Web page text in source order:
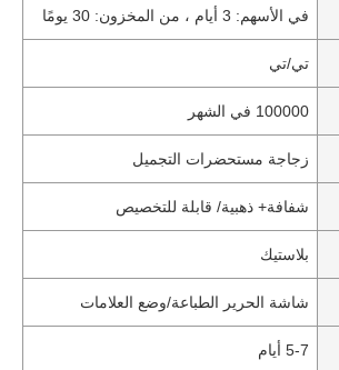
في الأسهم: 3 أيام ، من المخزون: 30 يومًا
تي/تي
100000 في الشهر
زجاجة مستحضرات التجميل
شفافة+ ذهبية/ قابلة للتخصيص
بلاستيك
شاشة الحرير الطباعة/وضع العلامات
5-7 أيام